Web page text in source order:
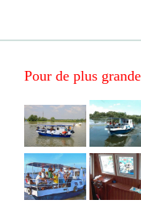
Pour de plus